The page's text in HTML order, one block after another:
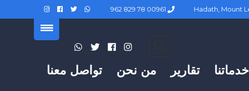
تواصل معنا من نحن تقارير خدماتنا